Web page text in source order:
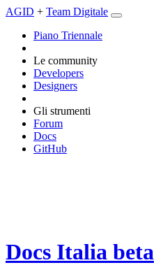
AGID + Team Digitale
Piano Triennale
Le community
Developers
Designers
Gli strumenti
Forum
Docs
GitHub
Docs Italia beta